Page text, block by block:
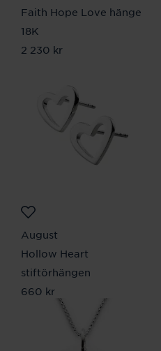
Faith Hope Love hänge
18K
Pris:2 230 kr
2 230 kr
August
Hollow Heart
stiftörhängen
Pris: 660 kr
660 kr